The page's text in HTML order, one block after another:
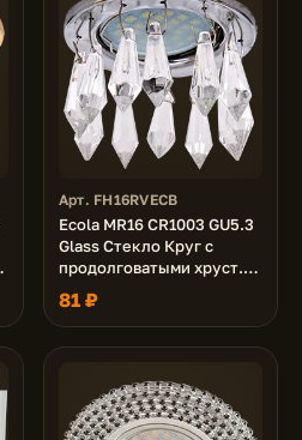
Арт. FH16RVECB
Ecola MR16 CR1003 GU5.3
Glass Стекло Круг с
продолговатыми хруст.
на коротком подвесе
Прозрачный / Хром 84x76
81 ₽